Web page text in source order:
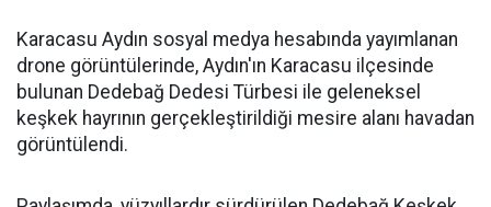
Karacasu Aydın sosyal medya hesabında yayımlanan
drone görüntülerinde, Aydın'ın Karacasu ilçesinde
bulunan Dedebağ Dedesi Türbesi ile geleneksel
keşkek hayrının gerçekleştirildiği mesire alanı havadan
görüntülendi.